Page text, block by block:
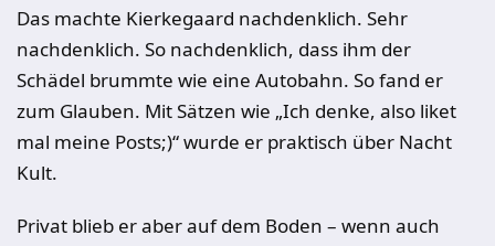
Das machte Kierkegaard nachdenklich. Sehr
nachdenklich. So nachdenklich, dass ihm der
Schädel brummte wie eine Autobahn. So fand er
zum Glauben. Mit Sätzen wie „Ich denke, also liket
mal meine Posts;)“ wurde er praktisch über Nacht
Kult.
Privat blieb er aber auf dem Boden – wenn auch